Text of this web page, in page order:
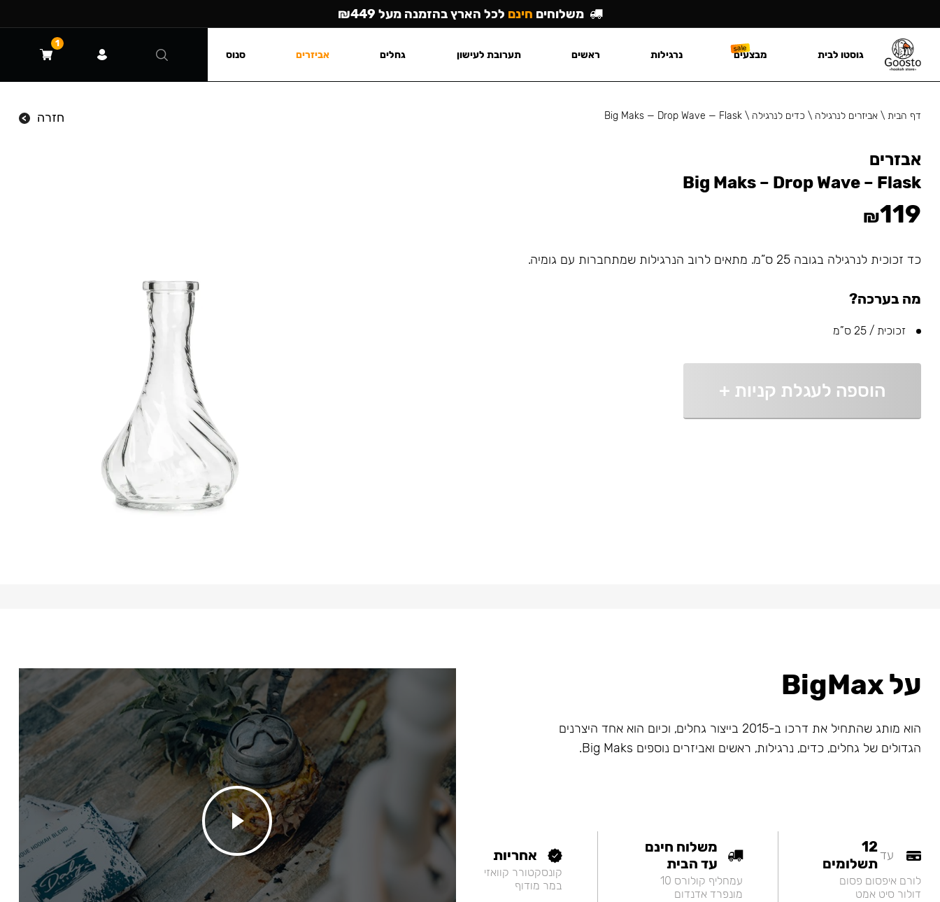
דף הבית\ אביזרים לנרגילה \ כדים לנרגילה \
Big Maks — Drop Wave — Flask חזרה
אבזרים
Big Maks – Drop Wave – Flask
₪119
כד זכוכית לנרגילה בגובה 25 ס”מ. מתאים לרוב הנרגילות שמתחברות עם גומיה.
מה בערכה?
זכוכית / 25 ס”מ
הוספה לעגלת קניות +
על BigMax
הוא מותג שהתחיל את דרכו ב-2015 בייצור גחלים, וכיום הוא אחד היצרנים
הגדולים של גחלים, כדים, נרגילות, ראשים ואביזרים נוספים Big Maks.
עד12
תשלומים
לורם איפסום פסום
דולור סיט אמט
משלוח חינם
עד הבית
עמחליף קולורס 10
מונפרד אדנדום
אחריות
קונסקטורר קוואזי
במר מודוף
משלוחים חינם לכל הארץ בהזמנה מעל ₪449
גוסטו לבית מבצעים נרגילות ראשים תערובת לעישון גחלים אביזרים סנוס
1